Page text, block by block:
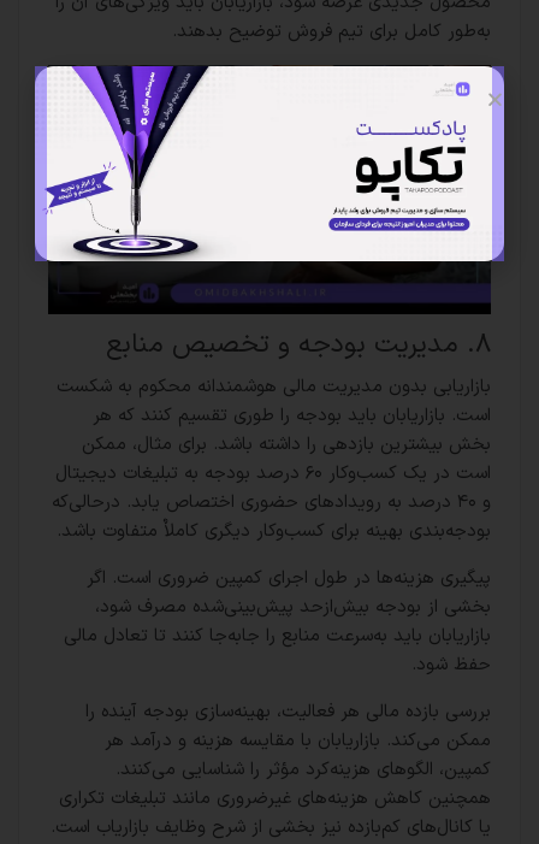
به‌طور کامل برای تیم فروش توضیح بدهند.
۸. مدیریت بودجه و تخصیص منابع
بازاریابی بدون مدیریت مالی هوشمندانه محکوم به شکست
است. بازاریابان باید بودجه را طوری تقسیم کنند که هر
بخش بیشترین بازدهی را داشته باشد. برای مثال، ممکن
است در یک کسب‌وکار ۶۰ درصد بودجه به تبلیغات دیجیتال
و ۴۰ درصد به رویدادهای حضوری اختصاص یابد. درحالی‌که
بودجه‌بندی بهینه برای کسب‌وکار دیگری کاملاٌ متفاوت باشد.
پیگیری هزینه‌ها در طول اجرای کمپین ضروری است. اگر
بخشی از بودجه بیش‌ازحد پیش‌بینی‌شده مصرف شود،
بازاریابان باید به‌سرعت منابع را جابه‌جا کنند تا تعادل مالی
حفظ شود.
بررسی بازده مالی هر فعالیت، بهینه‌سازی بودجه آینده را
ممکن می‌کند. بازاریابان با مقایسه هزینه و درآمد هر
کمپین، الگوهای هزینه‌کرد مؤثر را شناسایی می‌کنند.
همچنین کاهش هزینه‌های غیرضروری مانند تبلیغات تکراری
یا کانال‌های کم‌بازده نیز بخشی از شرح وظایف بازاریاب است.